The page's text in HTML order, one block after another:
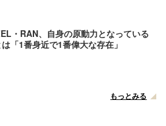
・RAN、自身の原動力となっている
「1番身近で1番偉大な存在」
もっとみる